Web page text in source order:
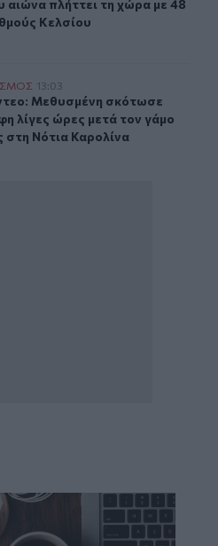
αιώνα πλήττει τη χώρα με 48
Κελσίου
νύφη λίγες ώρες μετά τον
13:03
Μεθυσμένη σκότωσε νύφη
Μεθυσμένη σκότωσε
λίγες ώρες μετά τον γάμο
στη Νότια Καρολίνα